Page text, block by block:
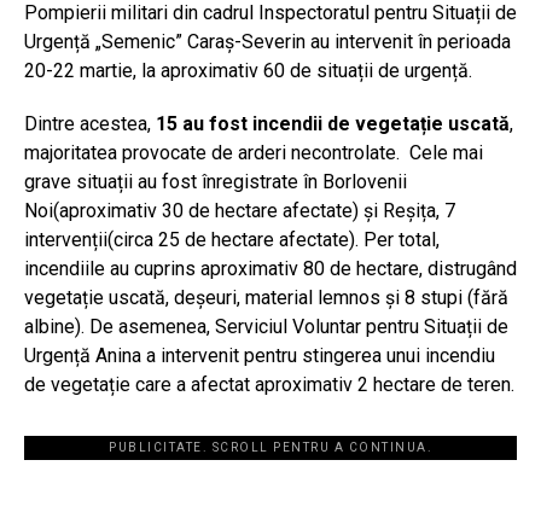
Pompierii militari din cadrul Inspectoratul pentru Situații de
Urgență „Semenic” Caraș-Severin au intervenit în perioada
20-22 martie, la aproximativ 60 de situații de urgență.
Dintre acestea, 15 au fost incendii de vegetație uscată,
majoritatea provocate de arderi necontrolate. Cele mai
grave situații au fost înregistrate în Borlovenii
Noi(aproximativ 30 de hectare afectate) și Reșița, 7
intervenții(circa 25 de hectare afectate). Per total,
incendiile au cuprins aproximativ 80 de hectare, distrugând
vegetație uscată, deșeuri, material lemnos și 8 stupi (fără
albine). De asemenea, Serviciul Voluntar pentru Situații de
Urgență Anina a intervenit pentru stingerea unui incendiu
de vegetație care a afectat aproximativ 2 hectare de teren.
PUBLICITATE. SCROLL PENTRU A CONTINUA.